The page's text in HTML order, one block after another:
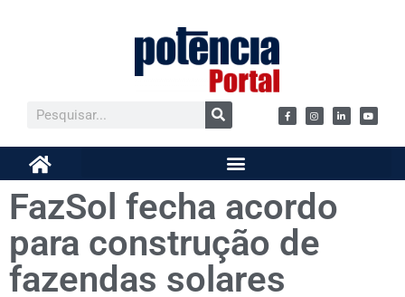
FazSol fecha acordo
para construção de
fazendas solares